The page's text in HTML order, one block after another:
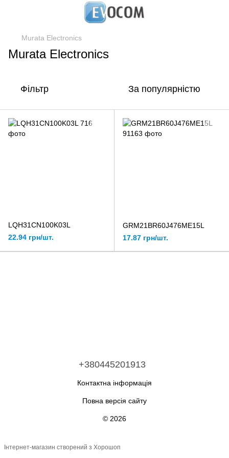
Murata Electronics
Murata Electronics
Фільтр За популярністю
LQH31CN100K03L
22.94 грн/шт.
GRM21BR60J476ME15L
17.87 грн/шт.
+380445201913
Контактна інформація
Повна версія сайту
© 2026
Інтернет-магазин створений з Хорошоп